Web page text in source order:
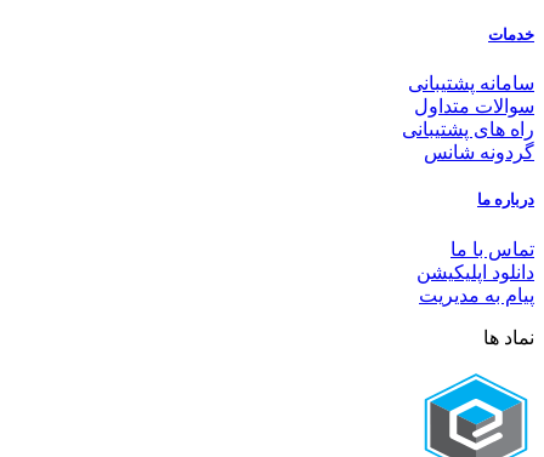
خدمات
سامانه پشتیبانی
سوالات متداول
راه های پشتیبانی
گردونه شانس
درباره ما
تماس با ما
دانلود اپلیکیشن
پیام به مدیریت
نماد ها